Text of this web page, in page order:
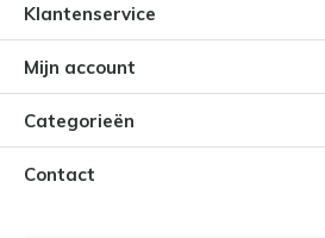
Klantenservice
Mijn account
Categorieën
Contact